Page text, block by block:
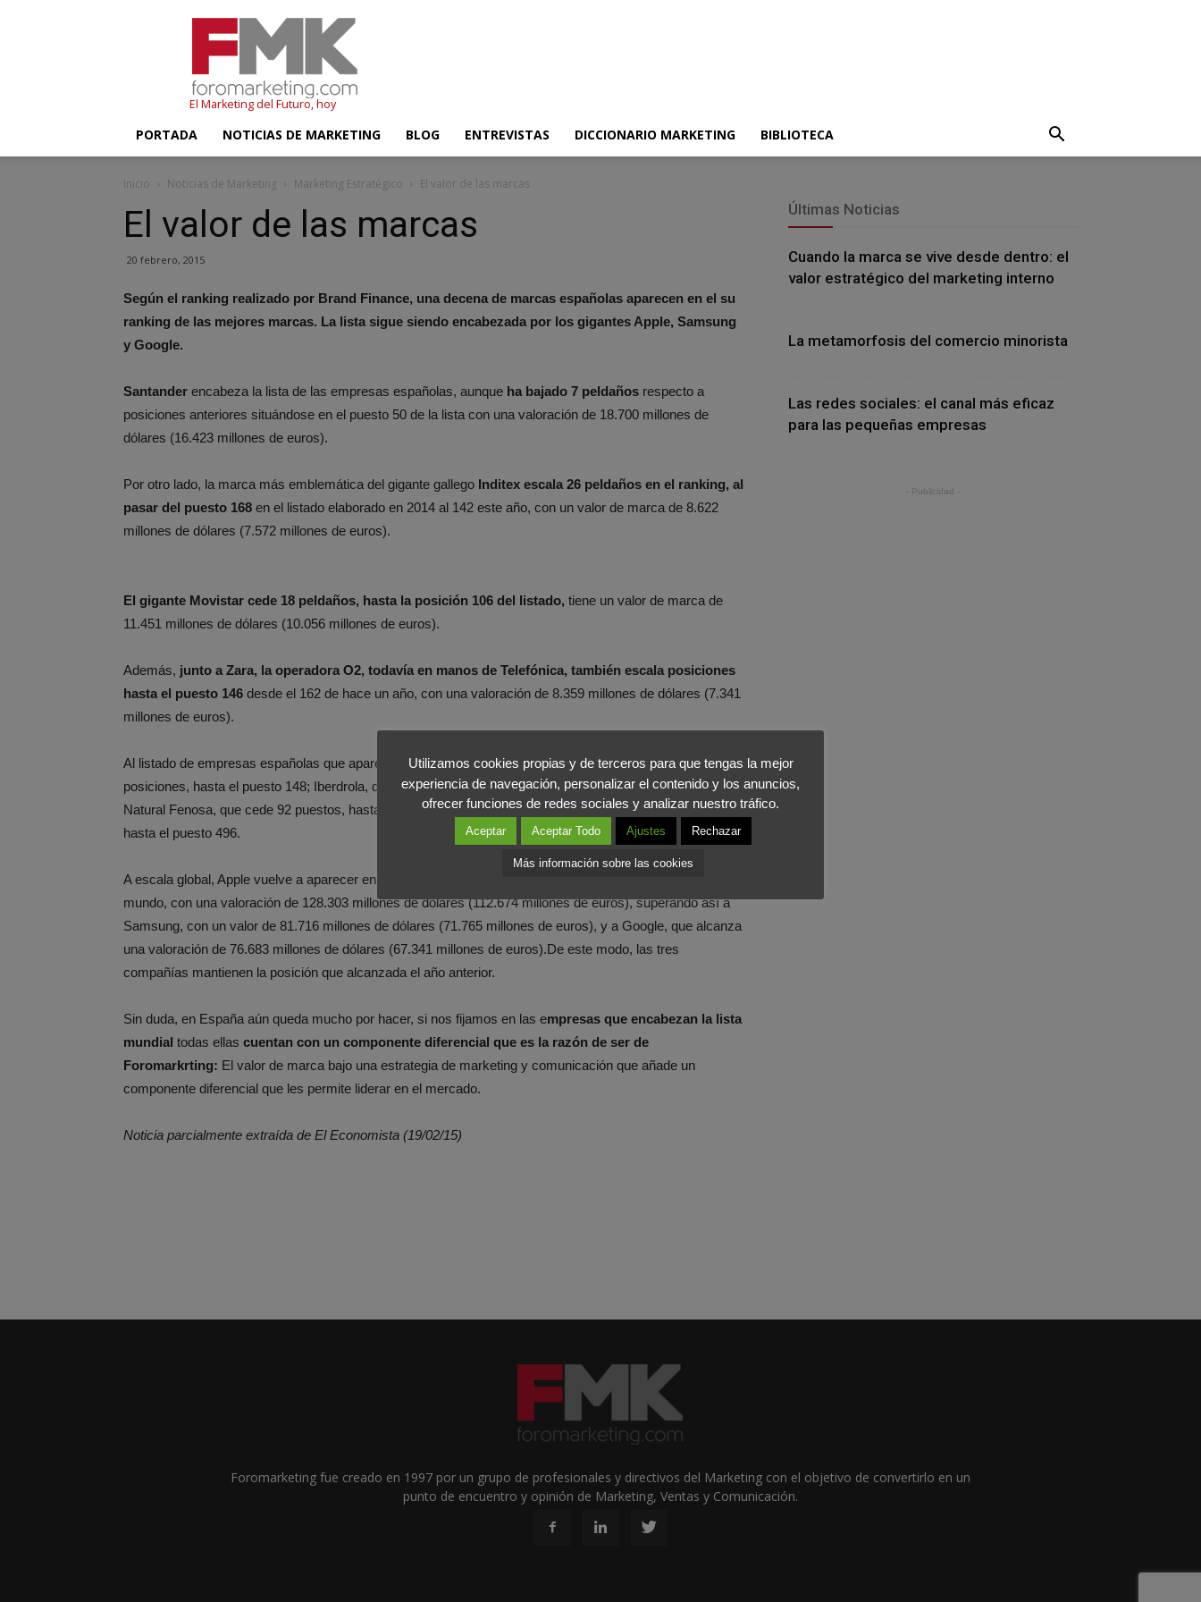
El Marketing del Futuro, hoy
PORTADA NOTICIAS DE MARKETING BLOG ENTREVISTAS DICCIONARIO MARKETING BIBLIOTECA
Inicio Noticias de Marketing Marketing Estratégico El valor de las marcas
El valor de las marcas
20 febrero, 2015
Según el ranking realizado por Brand Finance, una decena de marcas españolas aparecen en el su
ranking de las mejores marcas. La lista sigue siendo encabezada por los gigantes Apple, Samsung
y Google.
Santander encabeza la lista de las empresas españolas, aunque ha bajado 7 peldaños respecto a
posiciones anteriores situándose en el puesto 50 de la lista con una valoración de 18.700 millones de
dólares (16.423 millones de euros).
Por otro lado, la marca más emblemática del gigante gallego Inditex escala 26 peldaños en el ranking, al
pasar del puesto 168 en el listado elaborado en 2014 al 142 este año, con un valor de marca de 8.622
millones de dólares (7.572 millones de euros).
El gigante Movistar cede 18 peldaños, hasta la posición 106 del listado, tiene un valor de marca de
11.451 millones de dólares (10.056 millones de euros).
Además, junto a Zara, la operadora O2, todavía en manos de Telefónica, también escala posiciones
hasta el puesto 146 desde el 162 de hace un año, con una valoración de 8.359 millones de dólares (7.341
millones de euros).
Al listado de empresas españolas que aparecen en el ranking hay que añadir a: BBVA, que pierde doce
posiciones, hasta el puesto 148; Iberdrola, que pasa del 224 del ranking del pasado año al 247; Gas
Natural Fenosa, que cede 92 puestos, hasta la posición 485, y Mapfre, que también baja 84 peldaños,
hasta el puesto 496.
A escala global, Apple vuelve a aparecer en la edición de 2015 del ranking como la marca más valiosa del
mundo, con una valoración de 128.303 millones de dólares (112.674 millones de euros), superando así a
Samsung, con un valor de 81.716 millones de dólares (71.765 millones de euros), y a Google, que alcanza
una valoración de 76.683 millones de dólares (67.341 millones de euros).De este modo, las tres
compañías mantienen la posición que alcanzada el año anterior.
Sin duda, en España aún queda mucho por hacer, si nos fijamos en las empresas que encabezan la lista
mundial todas ellas cuentan con un componente diferencial que es la razón de ser de
Foromarkrting: El valor de marca bajo una estrategia de marketing y comunicación que añade un
componente diferencial que les permite liderar en el mercado.
Noticia parcialmente extraída de El Economista (19/02/15)
Últimas Noticias
Cuando la marca se vive desde dentro: el
valor estratégico del marketing interno
La metamorfosis del comercio minorista
Las redes sociales: el canal más eficaz
para las pequeñas empresas
- Publicidad -
Foromarketing fue creado en 1997 por un grupo de profesionales y directivos del Marketing con el objetivo de convertirlo en un
punto de encuentro y opinión de Marketing, Ventas y Comunicación.
Utilizamos cookies propias y de terceros para que tengas la mejor
experiencia de navegación, personalizar el contenido y los anuncios,
ofrecer funciones de redes sociales y analizar nuestro tráfico.
Aceptar Aceptar Todo Ajustes Rechazar
Más información sobre las cookies